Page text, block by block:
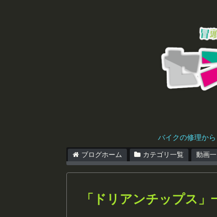
バイクの修理か
ブログホーム カテゴリ一覧 動画
「 ドリアンチップス 」